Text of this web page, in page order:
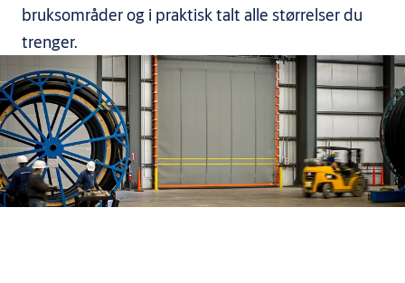
bruksområder og i praktisk talt alle størrelser du
trenger.